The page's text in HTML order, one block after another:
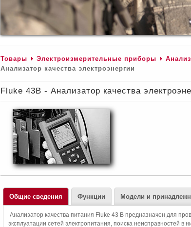
Товары Электроизмерительные приборы
Анализатор качества электроэнергии
Fluke 43B - Анализатор качества
Общие сведения
Анализатор качества питания Fluke 43 B предназначен для
эксплуатации сетей электропитания, поиска неисправностей в
Функции Модели и